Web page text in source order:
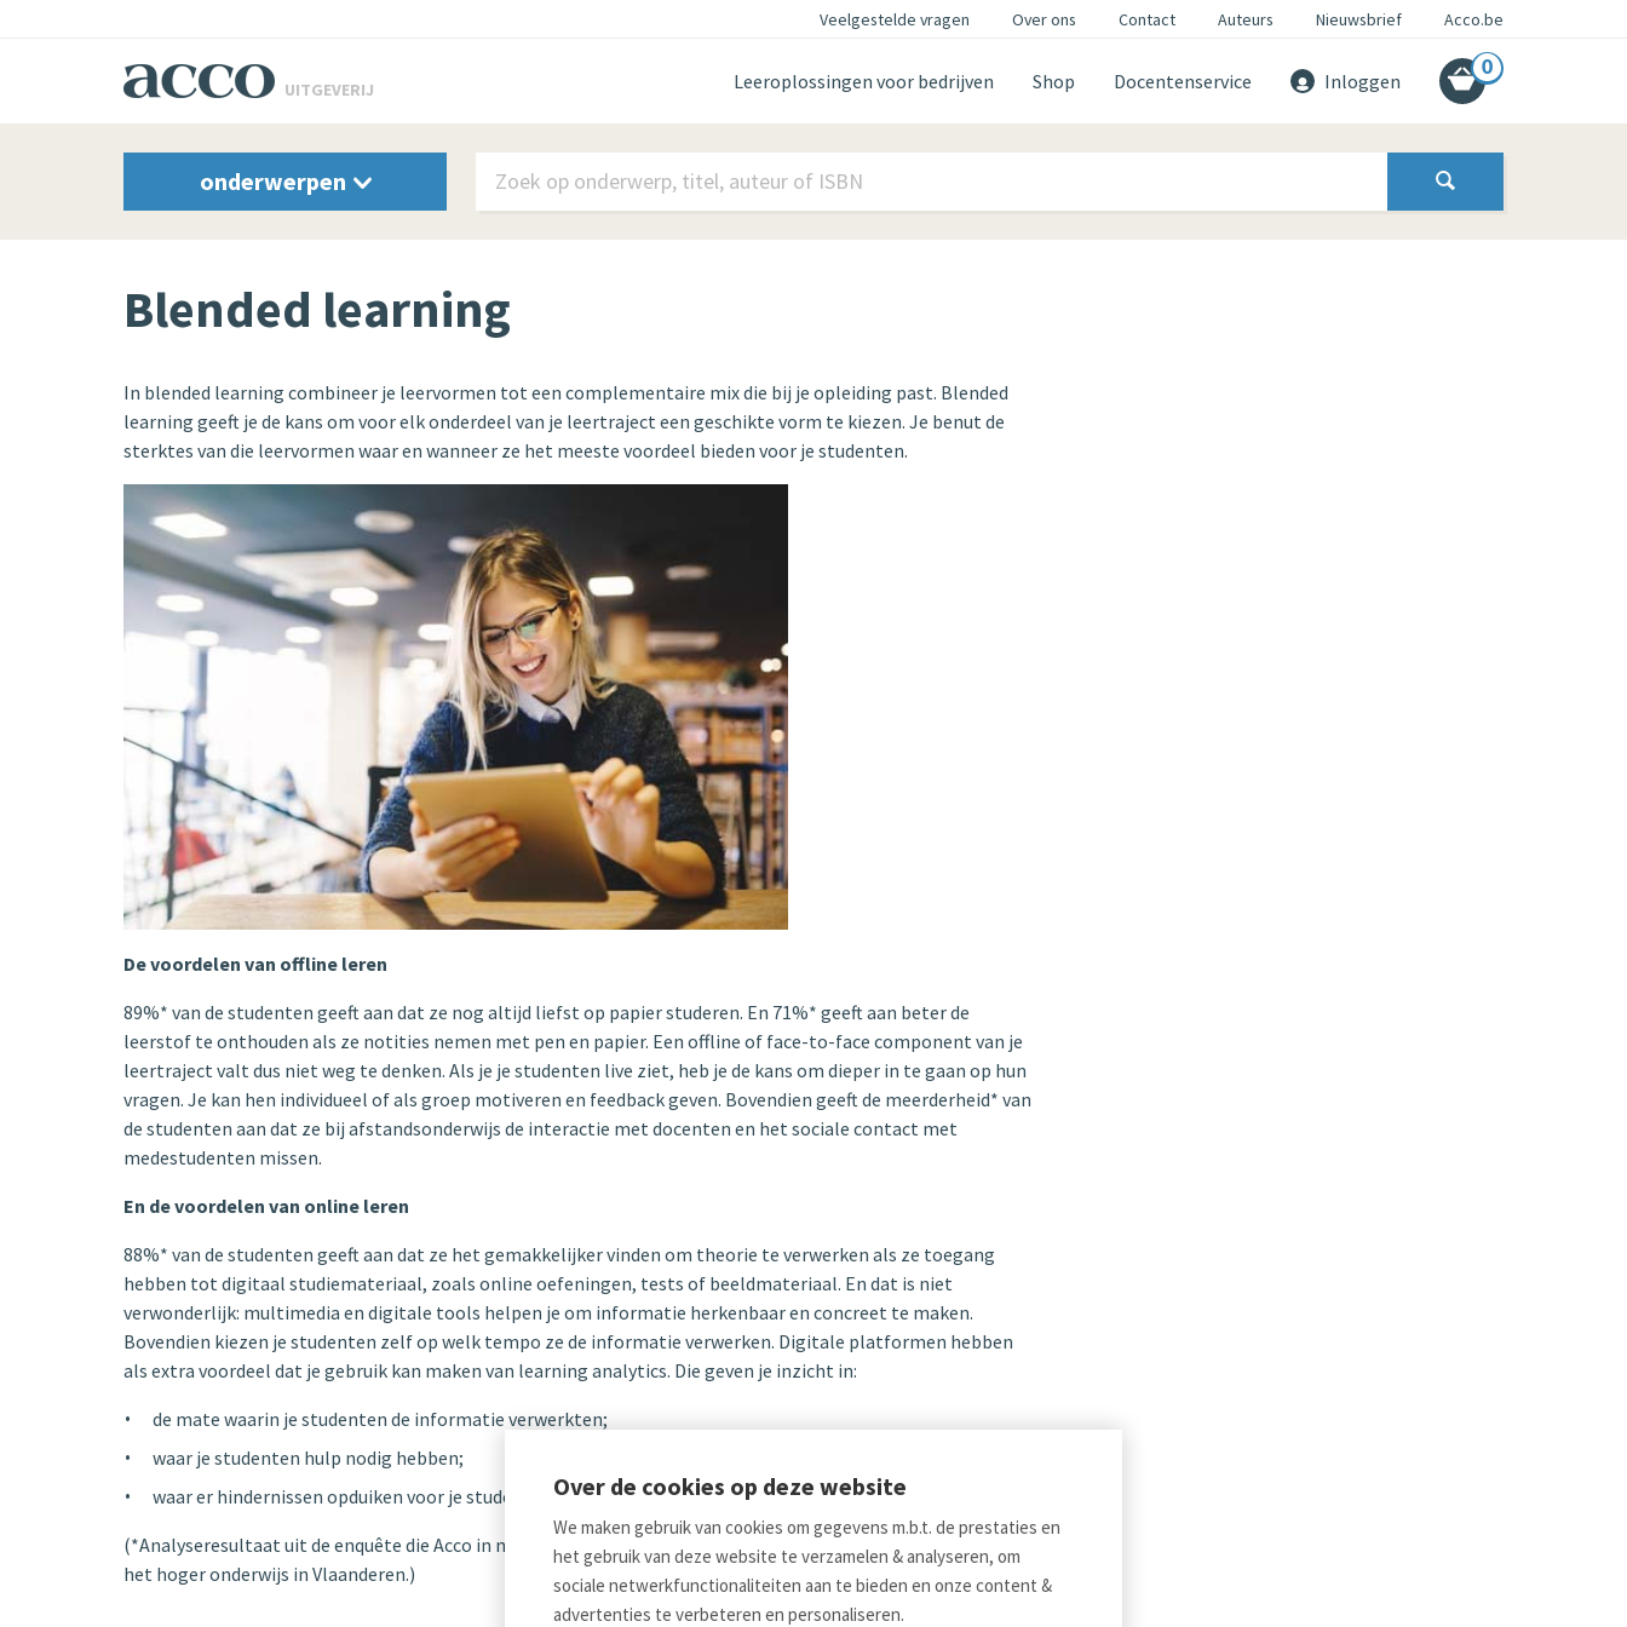
Veelgestelde vragen Over ons Contact Auteurs Nieuwsbrief Acco.be
UITGEVERIJ Leeroplossingen voor bedrijven Shop Docentenservice Inloggen
0
onderwerpen
Blended learning
In blended learning combineer je leervormen tot een complementaire mix die bij je opleiding past. Blended
learning geeft je de kans om voor elk onderdeel van je leertraject een geschikte vorm te kiezen. Je benut de
sterktes van die leervormen waar en wanneer ze het meeste voordeel bieden voor je studenten.
De voordelen van offline leren
89%* van de studenten geeft aan dat ze nog altijd liefst op papier studeren. En 71%* geeft aan beter de
leerstof te onthouden als ze notities nemen met pen en papier. Een offline of face-to-face component van je
leertraject valt dus niet weg te denken. Als je je studenten live ziet, heb je de kans om dieper in te gaan op hun
vragen. Je kan hen individueel of als groep motiveren en feedback geven. Bovendien geeft de meerderheid* van
de studenten aan dat ze bij afstandsonderwijs de interactie met docenten en het sociale contact met
medestudenten missen.
En de voordelen van online leren
88%* van de studenten geeft aan dat ze het gemakkelijker vinden om theorie te verwerken als ze toegang
hebben tot digitaal studiemateriaal, zoals online oefeningen, tests of beeldmateriaal. En dat is niet
verwonderlijk: multimedia en digitale tools helpen je om informatie herkenbaar en concreet te maken.
Bovendien kiezen je studenten zelf op welk tempo ze de informatie verwerken. Digitale platformen hebben
als extra voordeel dat je gebruik kan maken van learning analytics. Die geven je inzicht in:
de mate waarin je studenten de informatie verwerkten;
waar je studenten hulp nodig hebben;
waar er hindernissen opduiken voor je studenten.
(*Analyseresultaat uit de enquête die Acco in mei 2020 uitstuurde naar 285 docenten en 896 studenten binnen
het hoger onderwijs in Vlaanderen.)
Over de cookies op deze website
We maken gebruik van cookies om gegevens m.b.t. de prestaties en
het gebruik van deze website te verzamelen & analyseren, om
sociale netwerkfunctionaliteiten aan te bieden en onze content &
advertenties te verbeteren en personaliseren.